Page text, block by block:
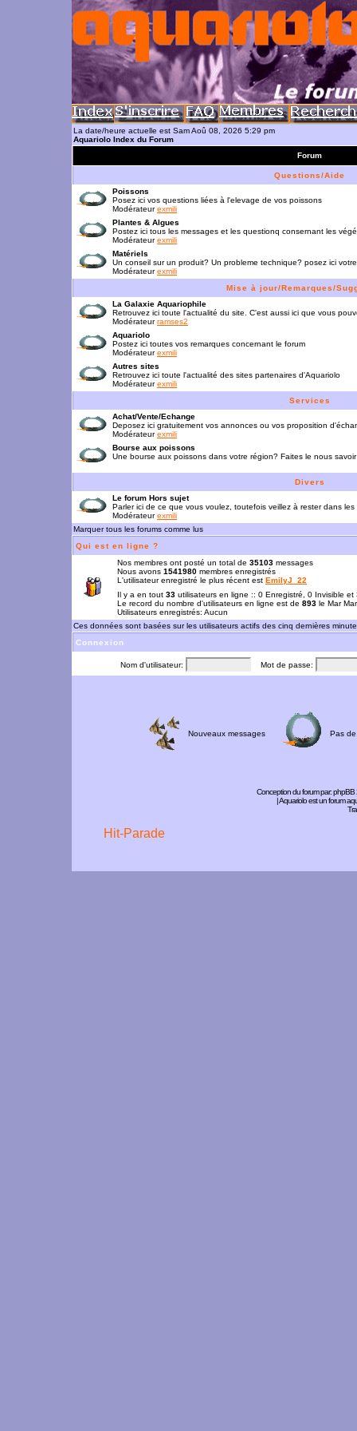
La date/heure actuelle est Sam Aoû 08, 2026 5:29 pm
Aquariolo Index du Forum
Forum
Questions/Aide
Poissons
Posez ici vos questions liées à l'elevage de vos poissons
Modérateurexmili
Plantes & Algues
Postez ici tous les messages et les questionq consernant les
Modérateurexmili
Matériels
Un conseil sur un produit? Un probleme technique? posez ici
Modérateurexmili
Mise à jour/Remarques/
La Galaxie Aquariophile
Retrouvez ici toute l'actualité du site. C'est aussi ici que vous
Modérateurramses2
Aquariolo
Postez ici toutes vos remarques concernant le forum
Modérateurexmili
Autres sites
Retrouvez ici toute l'actualité des sites partenaires d'Aquariolo
Modérateurexmili
Services
Achat/Vente/Echange
Deposez ici gratuitement vos annonces ou vos proposition
Modérateurexmili
Bourse aux poissons
Une bourse aux poissons dans votre région? Faites le nous savoir
Divers
Le forum Hors sujet
Parler ici de ce que vous voulez, toutefois veillez à rester dans les
Modérateurexmili
Marquer tous les forums comme lus
Qui est en ligne ?
Nos membres ont posté un total de 35103 messages
Nous avons 1541980 membres enregistrés
L'utilisateur enregistré le plus récent est EmilyJ_22
Il y a en tout 33 utilisateurs en ligne :: 0 Enregistré, 0 Invisible
Le record du nombre d'utilisateurs en ligne est de 893 le Mar
Utilisateurs enregistrés: Aucun
Ces données sont basées sur les utilisateurs actifs des cinq dernières
Connexion
Nom d'utilisateur: Mot de passe:
Nouveaux messages Pas
Conception du forum par:phpBB
| Aquariolo est un forum